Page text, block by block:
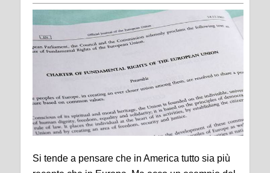
Si tende a pensare che in America tutto sia più